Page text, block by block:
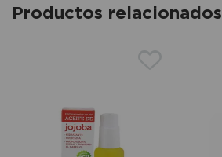
Productos relacionados